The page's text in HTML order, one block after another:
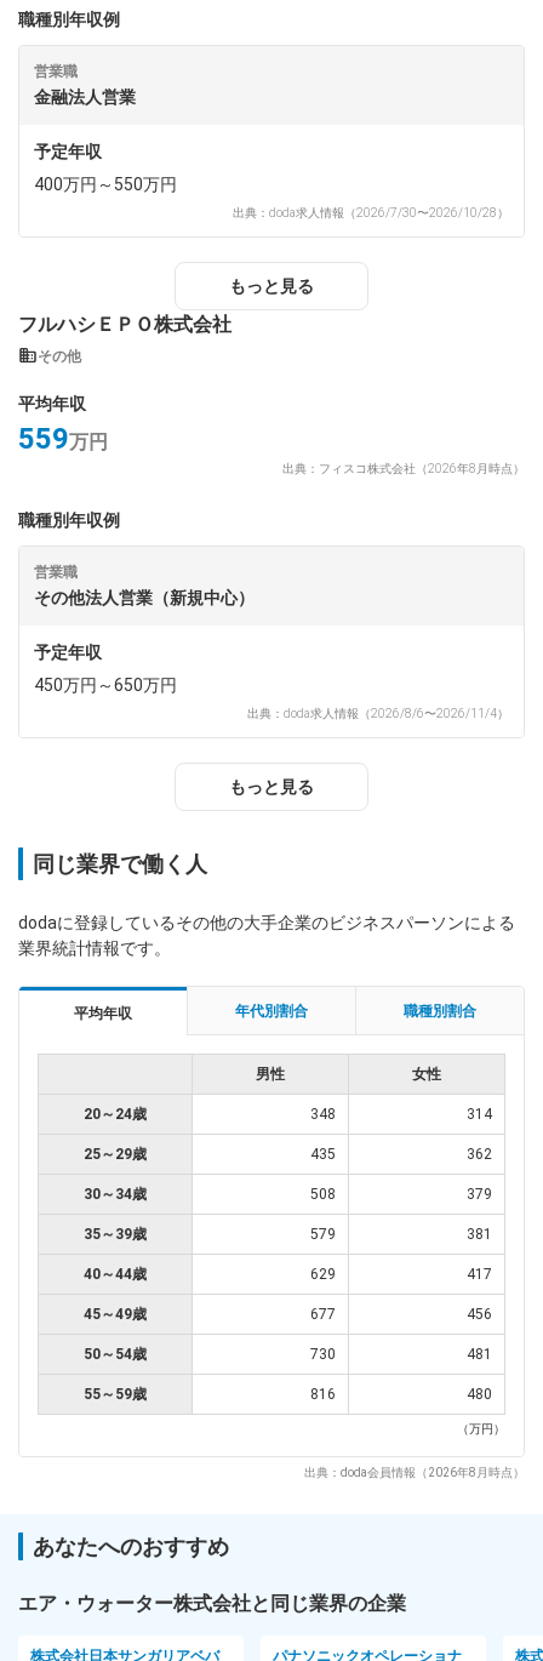
職種別年収例
営業職
金融法人営業
予定年収
400万円～550万円
出典：doda求人情報（2026/7/30〜2026/10/28）
もっと見る
フルハシＥＰＯ株式会社
その他
平均年収
559万円
出典：フィスコ株式会社（2026年8月時点）
職種別年収例
営業職
その他法人営業（新規中心）
予定年収
450万円～650万円
出典：doda求人情報（2026/8/6〜2026/11/4）
もっと見る
同じ業界で働く人
dodaに登録しているその他の大手企業のビジネスパーソンによる
業界統計情報です。
平均年収 年代別割合 職種別割合
男性 女性
20～24歳 348 314
25～29歳 435 362
30～34歳 508 379
35～39歳 579 381
40～44歳 629 417
45～49歳 677 456
50～54歳 730 481
55～59歳 816 480
（万円）
出典：doda会員情報（2026年8月時点）
あなたへのおすすめ
エア・ウォーター株式会社と同じ業界の企業
株式会社日本サンガリアベバ パナソニックオペレーショナ 株